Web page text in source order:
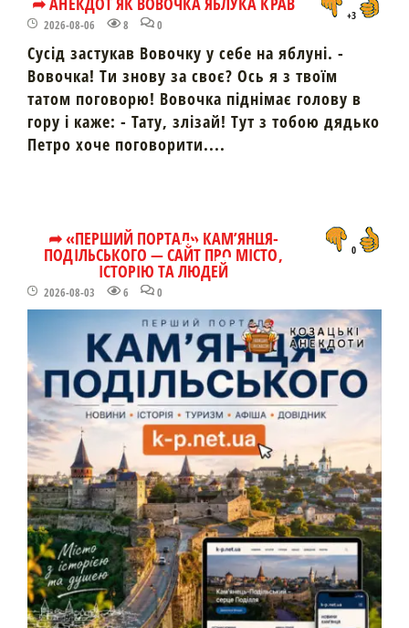
2026-08-06 8 0
+3
Сусід застукав Вовочку у себе на яблуні. -
Вовочка! Ти знову за своє? Ось я з твоїм
татом поговорю! Вовочка піднімає голову в
гору і каже: - Тату, злізай! Тут з тобою дядько
Петро хоче поговорити....
➦ «ПЕРШИЙ ПОРТАЛ» КАМ’ЯНЦЯ-
ПОДІЛЬСЬКОГО — САЙТ ПРО МІСТО,
ІСТОРІЮ ТА ЛЮДЕЙ
2026-08-03 6 0
0